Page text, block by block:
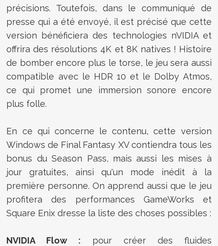
précisions. Toutefois, dans le communiqué de
presse qui a été envoyé, il est précisé que cette
version bénéficiera des technologies nVIDIA et
offrira des résolutions 4K et 8K natives ! Histoire
de bomber encore plus le torse, le jeu sera aussi
compatible avec le HDR 10 et le Dolby Atmos,
ce qui promet une immersion sonore encore
plus folle.
En ce qui concerne le contenu, cette version
Windows de Final Fantasy XV contiendra tous les
bonus du Season Pass, mais aussi les mises à
jour gratuites, ainsi qu'un mode inédit à la
première personne. On apprend aussi que le jeu
profitera des performances GameWorks et
Square Enix dresse la liste des choses possibles :
NVIDIA Flow : pour créer des fluides